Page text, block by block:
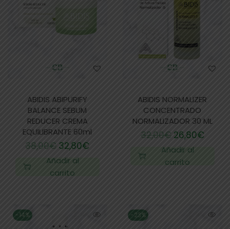
ABIDIS ABIPURIFY
BALANCE SEBUM
REDUCER CREMA
EQUILIBRANTE 60ml
38,00€32,80€
Añadir al
carrito
ABIDIS NORMALIZER
CONCENTRADO
NORMALIZADOR 30 ML
32,00€ 26,80€
Añadir al
carrito
-14% -23%